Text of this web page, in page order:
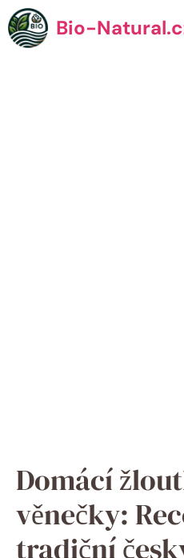
Přeskočit
na
obsah
Bio-
Domácí
věnečky:
tradiční